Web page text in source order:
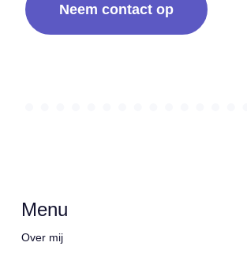
Neem contact op
Menu
Over mij